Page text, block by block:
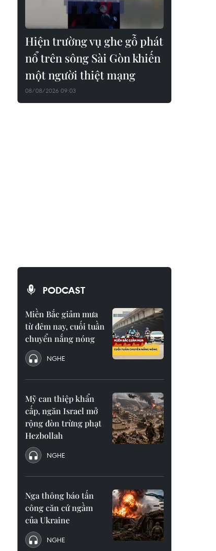
Hiện trường vụ ghe gỗ phát
nổ trên sông Sài Gòn khiến
một người thiệt mạng
08/08/2026 09:03
PODCAST
Miền Bắc giảm mưa
từ đêm nay, cuối tuần
chuyển nắng nóng
NGHE
Mỹ can thiệp khẩn
cấp, ngăn Israel mở
rộng đòn trừng phạt
Hezbollah
NGHE
Nga thông báo tấn
công căn cứ ngầm
của Ukraine
NGHE